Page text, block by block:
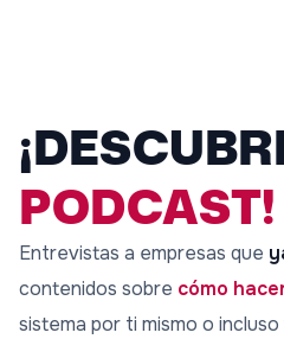
PODCAST!
Entrevistas a empresas que
contenidos sobre cómo
sistema por ti mismo o